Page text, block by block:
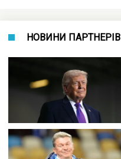
НОВИНИ ПАРТНЕРІВ